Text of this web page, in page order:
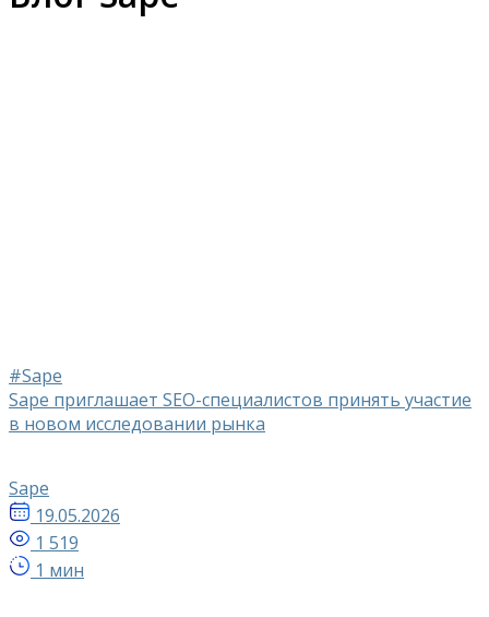
#Sape
Sape приглашает SEO-специалистов принять участие
в новом исследовании рынка
Sape
19.05.2026
1 519
1 мин